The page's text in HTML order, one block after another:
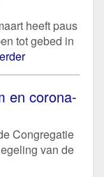
heeft paus
tot gebed in
en corona-
Congregatie
van de